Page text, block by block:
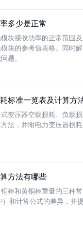
多少是正常
块接收功率的正常范围
块的参考值表格。同时
题。
标准一览表及计算方
变压器空载损耗、负载
法，并附电力变压器损
方法有哪些
棒和黄铜棒重量的三种
）和计算公式的差异，并